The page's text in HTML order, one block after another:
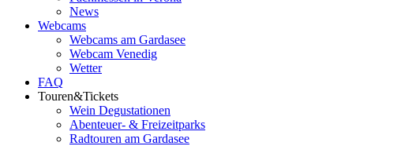
News
Webcams
Webcams am Gardasee
Webcam Venedig
Wetter
FAQ
Touren&Tickets
Wein Degustationen
Abenteuer- & Freizeitparks
Radtouren am Gardasee